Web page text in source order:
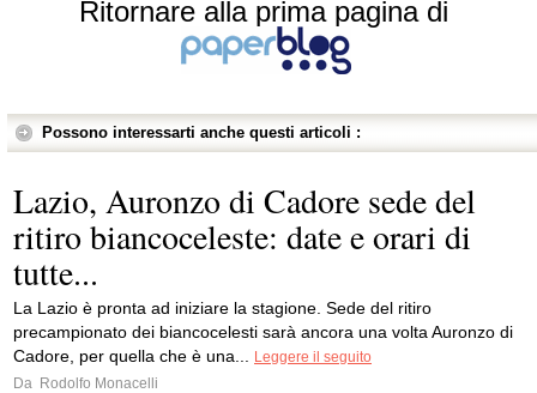
Ritornare alla prima pagina di
Possono interessarti anche questi articoli :
Lazio, Auronzo di Cadore sede del
ritiro biancoceleste: date e orari di
tutte...
La Lazio è pronta ad iniziare la stagione. Sede del ritiro
precampionato dei biancocelesti sarà ancora una volta Auronzo di
Cadore, per quella che è una...
Leggere il seguito
Da Rodolfo Monacelli